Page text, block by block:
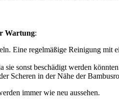
Wartung:
Eine regelmäßige Reinigung mit
sonst beschädigt werden
Scheren in der Nähe der
immer wie neu aussehen.